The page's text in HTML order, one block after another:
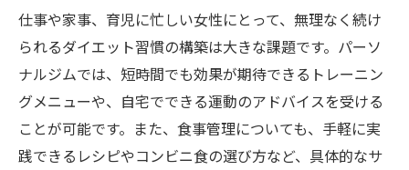
仕事や家事、育児に忙しい女性にとって、無理なく続け
られるダイエット習慣の構築は大きな課題です。パーソ
ナルジムでは、短時間でも効果が期待できるトレーニン
グメニューや、自宅でできる運動のアドバイスを受ける
ことが可能です。また、食事管理についても、手軽に実
践できるレシピやコンビニ食の選び方など、具体的なサ